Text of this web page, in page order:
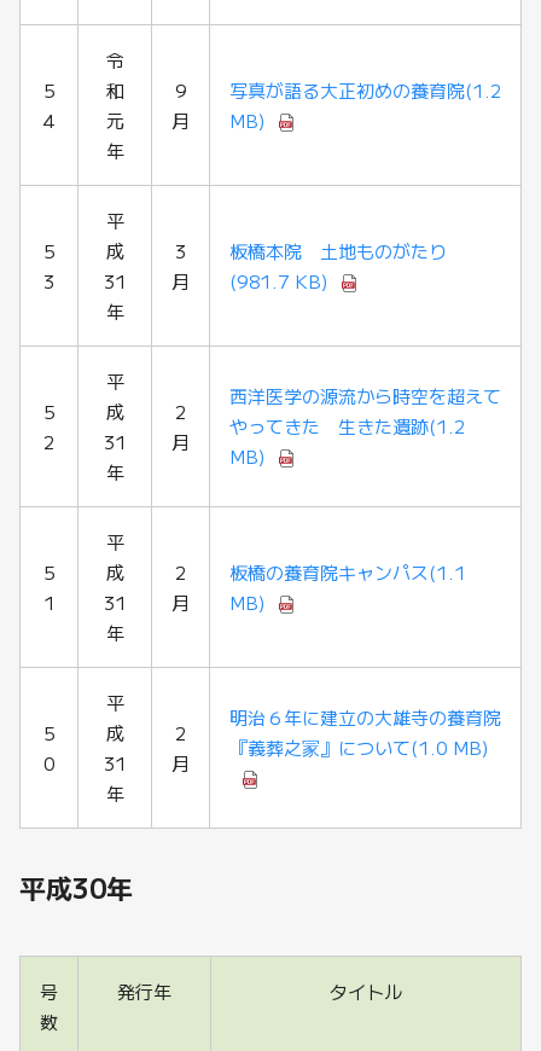
5
4
令
和
元
年
9
月
写真が語る大正初めの養育院(1.2
MB)
5
3
平
成
31
年
3
月
板橋本院 土地ものがたり
(981.7 KB)
5
2
平
成
31
年
2
月
西洋医学の源流から時空を超えて
やってきた 生きた遺跡(1.2
MB)
5
1
平
成
31
年
2
月
板橋の養育院キャンパス(1.1
MB)
5
0
平
成
31
年
2
月
明治６年に建立の大雄寺の養育院
『義葬之冡』について(1.0 MB)
平成30年
号
数
発行年 タイトル